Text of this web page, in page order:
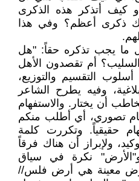
كيف أتذكر هذه الذكرى
ذكرى أعظم؟ وفي هذا
ما يجب تذكره حقاً: "هل
أم تقصدون الأهل
التقسيم والتوزيع،
وفيه يطرح الشاعر
أن يختار. والاستفهام
تصوري، أي أطلب منكم
حقيقياً. وتكررت كلمة
ولإبراز أن هناك فرقاً
نكرة في سياق
أرض معينة هي أرض فلس//